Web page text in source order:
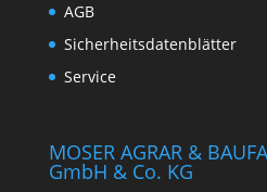
AGB
Sicherheitsdatenblätter
Service
MOSER AGRAR &
GmbH & Co. KG